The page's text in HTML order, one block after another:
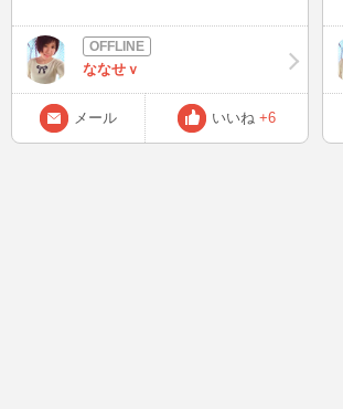
ななせｖ
メール いいね +6